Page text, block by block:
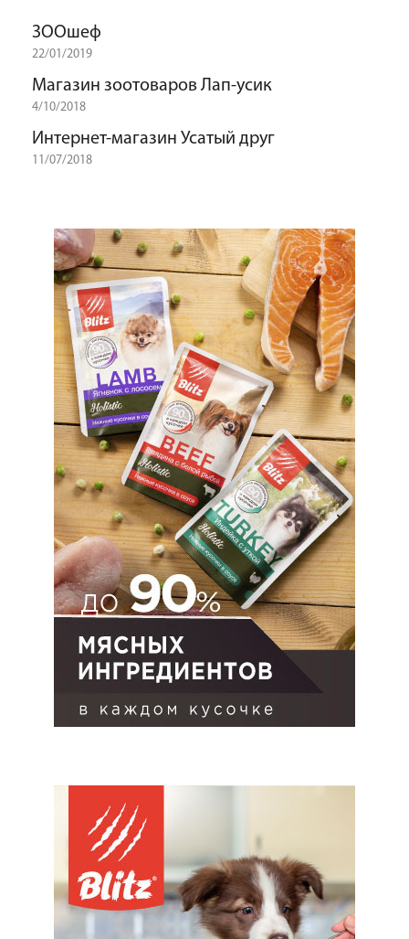
ЗООшеф
22/01/2019
Магазин зоотоваров Лап-усик
4/10/2018
Интернет-магазин Усатый друг
11/07/2018